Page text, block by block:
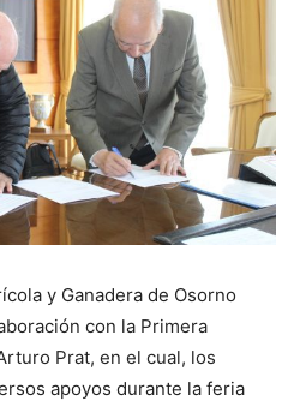
y Ganadera de Osorno
con la Primera
Prat, en el cual, los
apoyos durante la feria